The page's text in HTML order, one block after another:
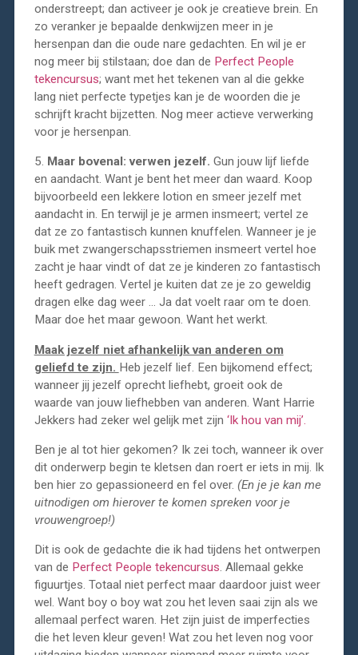
onderstreept; dan activeer je ook je creatieve brein. En
zo veranker je bepaalde denkwijzen meer in je
hersenpan dan die oude nare gedachten. En wil je er
nog meer bij stilstaan; doe dan de Perfect People
tekencursus; want met het tekenen van al die gekke
lang niet perfecte typetjes kan je de woorden die je
schrijft kracht bijzetten. Nog meer actieve verwerking
voor je hersenpan.
5. Maar bovenal: verwen jezelf. Gun jouw lijf liefde
en aandacht. Want je bent het meer dan waard. Koop
bijvoorbeeld een lekkere lotion en smeer jezelf met
aandacht in. En terwijl je je armen insmeert; vertel ze
dat ze zo fantastisch kunnen knuffelen. Wanneer je je
buik met zwangerschapsstriemen insmeert vertel hoe
zacht je haar vindt of dat ze je kinderen zo fantastisch
heeft gedragen. Vertel je kuiten dat ze je zo geweldig
dragen elke dag weer … Ja dat voelt raar om te doen.
Maar doe het maar gewoon. Want het werkt.
Maak jezelf niet afhankelijk van anderen om
geliefd te zijn. Heb jezelf lief. Een bijkomend effect;
wanneer jij jezelf oprecht liefhebt, groeit ook de
waarde van jouw liefhebben van anderen. Want Harrie
Jekkers had zeker wel gelijk met zijn ‘Ik hou van mij’.
Ben je al tot hier gekomen? Ik zei toch, wanneer ik over
dit onderwerp begin te kletsen dan roert er iets in mij. Ik
ben hier zo gepassioneerd en fel over. (En je je kan me
uitnodigen om hierover te komen spreken voor je
vrouwengroep!)
Dit is ook de gedachte die ik had tijdens het ontwerpen
van de Perfect People tekencursus. Allemaal gekke
figuurtjes. Totaal niet perfect maar daardoor juist weer
wel. Want boy o boy wat zou het leven saai zijn als we
allemaal perfect waren. Het zijn juist de imperfecties
die het leven kleur geven! Wat zou het leven nog voor